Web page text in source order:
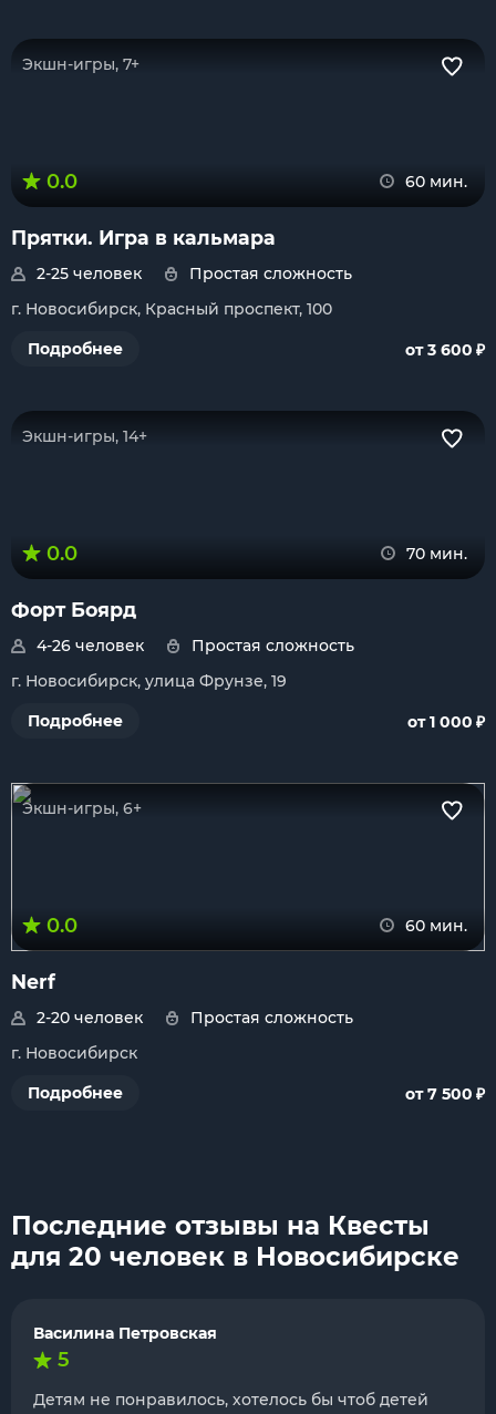
Экшн-игры, 7+
0.0 60 мин.
Прятки. Игра в кальмара
2-25 человек
Простая сложность
г. Новосибирск, Красный проспект, 100
Подробнее
от 3 600 ₽
Экшн-игры, 14+
0.0 70 мин.
Форт Боярд
4-26 человек
Простая сложность
г. Новосибирск, улица Фрунзе, 19
Подробнее
от 1 000 ₽
Экшн-игры, 6+
0.0 60 мин.
Nerf
2-20 человек
Простая сложность
г. Новосибирск
Подробнее
от 7 500 ₽
Последние отзывы на Квесты
для 20 человек в Новосибирске
Василина Петровская
5
Детям не понравилось, хотелось бы чтоб детей